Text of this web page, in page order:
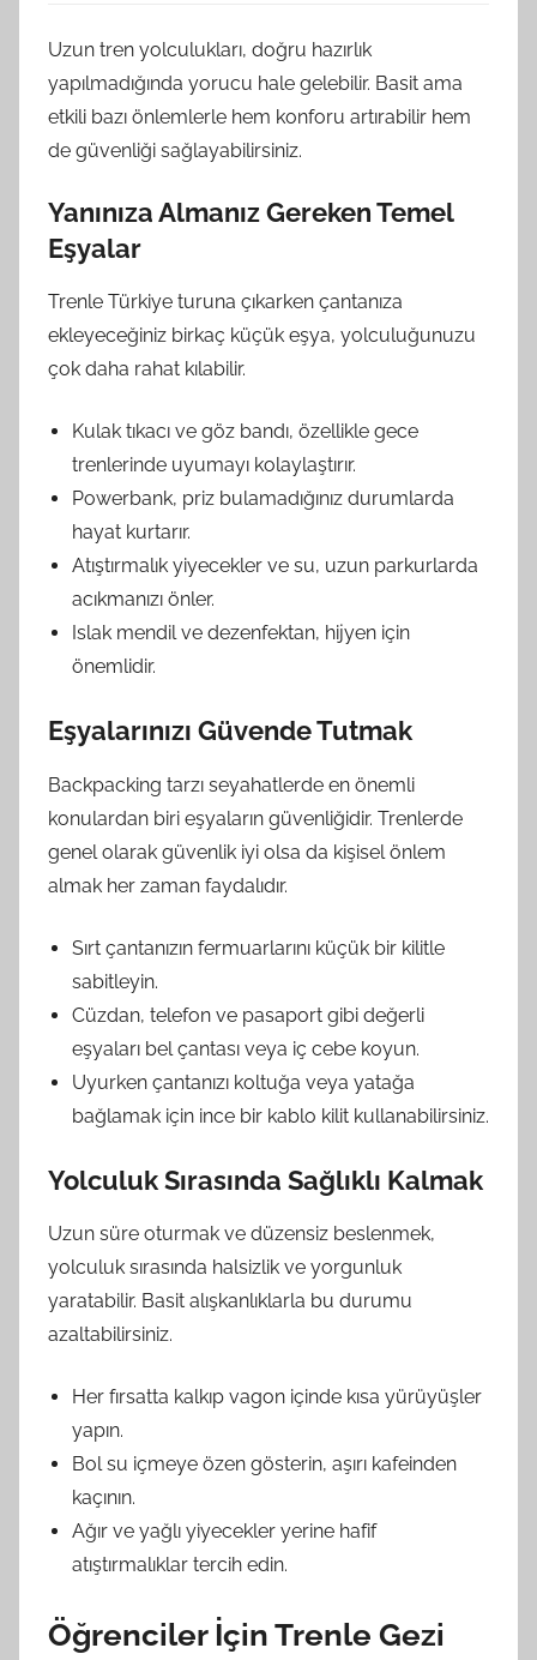
Uzun tren yolculukları, doğru hazırlık
yapılmadığında yorucu hale gelebilir. Basit ama
etkili bazı önlemlerle hem konforu artırabilir hem
de güvenliği sağlayabilirsiniz.
Yanınıza Almanız Gereken Temel
Eşyalar
Trenle Türkiye turuna çıkarken çantanıza
ekleyeceğiniz birkaç küçük eşya, yolculuğunuzu
çok daha rahat kılabilir.
Kulak tıkacı ve göz bandı, özellikle gece
trenlerinde uyumayı kolaylaştırır.
Powerbank, priz bulamadığınız durumlarda
hayat kurtarır.
Atıştırmalık yiyecekler ve su, uzun parkurlarda
acıkmanızı önler.
Islak mendil ve dezenfektan, hijyen için
önemlidir.
Eşyalarınızı Güvende Tutmak
Backpacking tarzı seyahatlerde en önemli
konulardan biri eşyaların güvenliğidir. Trenlerde
genel olarak güvenlik iyi olsa da kişisel önlem
almak her zaman faydalıdır.
Sırt çantanızın fermuarlarını küçük bir kilitle
sabitleyin.
Cüzdan, telefon ve pasaport gibi değerli
eşyaları bel çantası veya iç cebe koyun.
Uyurken çantanızı koltuğa veya yatağa
bağlamak için ince bir kablo kilit kullanabilirsiniz.
Yolculuk Sırasında Sağlıklı Kalmak
Uzun süre oturmak ve düzensiz beslenmek,
yolculuk sırasında halsizlik ve yorgunluk
yaratabilir. Basit alışkanlıklarla bu durumu
azaltabilirsiniz.
Her fırsatta kalkıp vagon içinde kısa yürüyüşler
yapın.
Bol su içmeye özen gösterin, aşırı kafeinden
kaçının.
Ağır ve yağlı yiyecekler yerine hafif
atıştırmalıklar tercih edin.
Öğrenciler İçin Trenle Gezi